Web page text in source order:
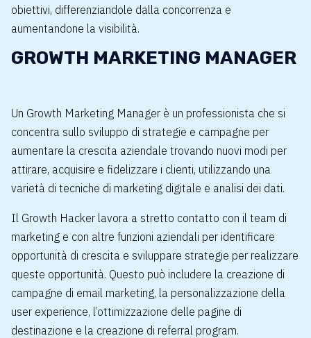
obiettivi, differenziandole dalla concorrenza e
aumentandone la visibilità.
GROWTH MARKETING MANAGER
Un Growth Marketing Manager è un professionista che si
concentra sullo sviluppo di strategie e campagne per
aumentare la crescita aziendale trovando nuovi modi per
attirare, acquisire e fidelizzare i clienti, utilizzando una
varietà di tecniche di marketing digitale e analisi dei dati.
Il Growth Hacker lavora a stretto contatto con il team di
marketing e con altre funzioni aziendali per identificare
opportunità di crescita e sviluppare strategie per realizzare
queste opportunità. Questo può includere la creazione di
campagne di email marketing, la personalizzazione della
user experience, l’ottimizzazione delle pagine di
destinazione e la creazione di referral program.